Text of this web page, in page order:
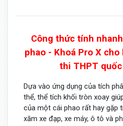
Công thức tính
phao - Khoá Pro X
thi THPT
Dựa vào ứng dụng của tích
thể, thể tích khối tròn xoay
của một cái phao rất hay gặp
xăm xe đạp, xe máy, ô tô và